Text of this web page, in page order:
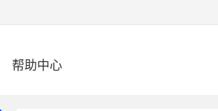
帮助中心